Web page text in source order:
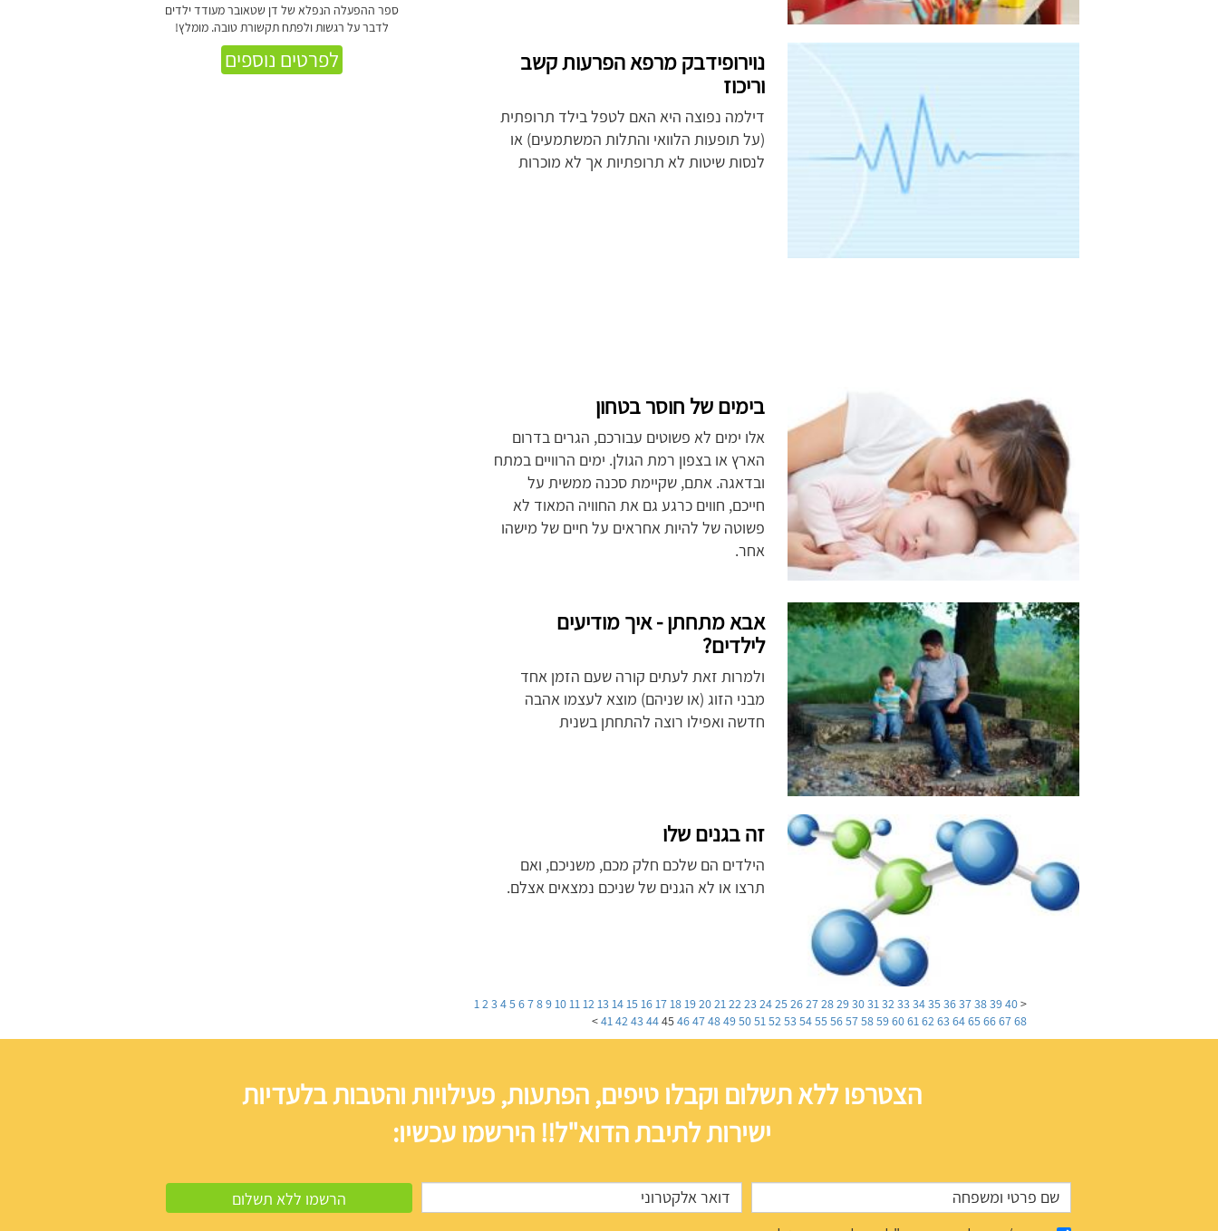
נוירופידבק מרפא הפרעות קשב
וריכוז
דילמה נפוצה היא האם לטפל בילד תרופתית
(על תופעות הלוואי והתלות המשתמעים) או
לנסות שיטות לא תרופתיות אך לא מוכרות
בימים של חוסר בטחון
אלו ימים לא פשוטים עבורכם, הגרים בדרום
הארץ או בצפון רמת הגולן. ימים הרוויים במתח
ובדאגה. אתם, שקיימת סכנה ממשית על
חייכם, חווים כרגע גם את החוויה המאוד לא
פשוטה של להיות אחראים על חיים של מישהו
אחר.
אבא מתחתן - איך מודיעים
לילדים?
ולמרות זאת לעתים קורה שעם הזמן אחד
מבני הזוג (או שניהם) מוצא לעצמו אהבה
חדשה ואפילו רוצה להתחתן בשנית
זה בגנים שלו
הילדים הם שלכם חלק מכם, משניכם, ואם
תרצו או לא הגנים של שניכם נמצאים אצלם.
<
12345678910111213141516171819202122232425262728293031323334353637383940
41424344454647484950515253545556575859606162636465666768
>
ספר ההפעלה הנפלא של דן שטאובר מעודד ילדים
לדבר על רגשות ולפתח תקשורת טובה. מומלץ!
לפרטים נוספים
הצטרפו ללא תשלום וקבלו טיפים, הפתעות, פעילויות והטבות בלעדיות
ישירות לתיבת הדוא"ל!! הירשמו עכשיו: